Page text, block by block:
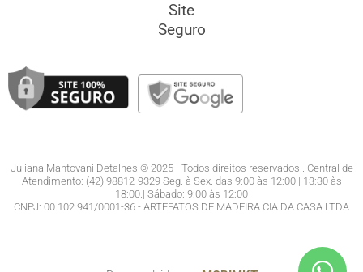
Site
Seguro
Juliana Mantovani Detalhes © 2025 - Todos direitos reservados.. Central de
Atendimento: (42) 98812-9329 Seg. à Sex. das 9:00 às 12:00 | 13:30 às
18:00.| Sábado: 9:00 às 12:00
CNPJ: 00.102.941/0001-36 - ARTEFATOS DE MADEIRA CIA DA CASA LTDA